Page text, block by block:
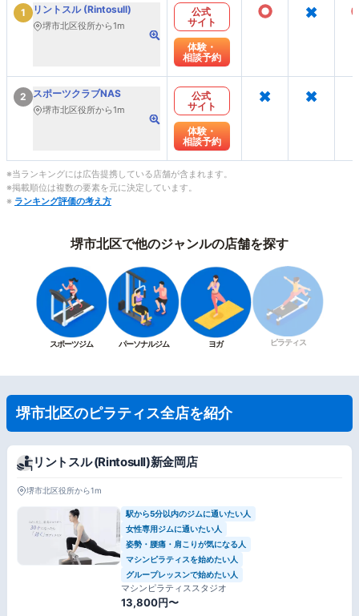
1 リントスル (Rintosull)
堺市北区役所から1m
公式
サイト
体験・
相談予約
○ ×
2 スポーツクラブNAS
堺市北区役所から1m
公式
サイト
体験・
相談予約
× ×
※当ランキングには広告提携している店舗が含まれます。
※掲載順位は複数の要素を元に決定しています。
※ ランキング評価の考え方
堺市北区で他のジャンルの店舗を探す
スポーツジム パーソナルジム ヨガ ピラティス
堺市北区のピラティス全店を紹介
リントスル (Rintosull)新金岡店
堺市北区役所から1m
駅から5分以内のジムに通いたい人
女性専用ジムに通いたい人
姿勢・腰痛・肩こりが気になる人
マシンピラティスを始めたい人
グループレッスンで始めたい人
マシンピラティススタジオ
13,800円〜